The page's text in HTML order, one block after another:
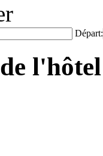
Départ:
l'hôtel